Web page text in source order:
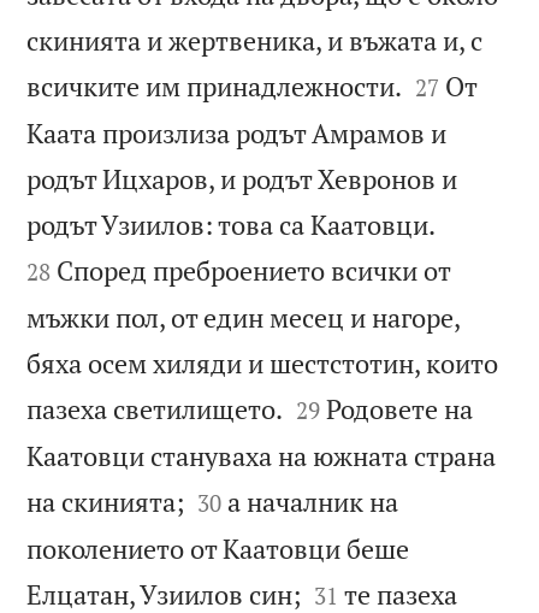
скинията и жертвеника, и въжата и, с
всичките им принадлежности. 

27 От
Каата произлиза родът Амрамов и
родът Ицхаров, и родът Хевронов и
родът Узиилов: това са Каатовци.
28 Според преброението всички от
мъжки пол, от един месец и нагоре,
бяха осем хиляди и шестстотин, които
пазеха светилището. 

29 Родовете на
Каатовци стануваха на южната страна
на скинията; 

30 а началник на
поколението от Каатовци беше
Елцатан, Узиилов син; 

31 те пазеха